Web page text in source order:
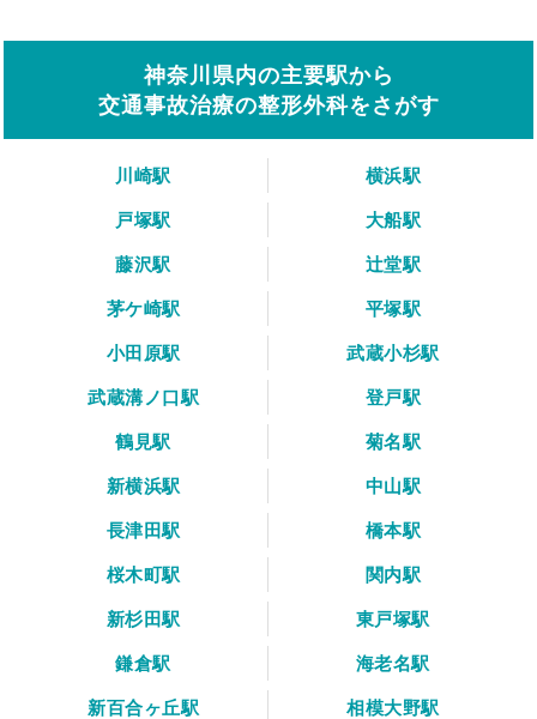
神奈川県内の主要駅から
交通事故治療の整形外科をさがす
川崎駅
横浜駅
戸塚駅
大船駅
藤沢駅
辻堂駅
茅ケ崎駅
平塚駅
小田原駅
武蔵小杉駅
武蔵溝ノ口駅
登戸駅
鶴見駅
菊名駅
新横浜駅
中山駅
長津田駅
橋本駅
桜木町駅
関内駅
新杉田駅
東戸塚駅
鎌倉駅
海老名駅
新百合ヶ丘駅
相模大野駅